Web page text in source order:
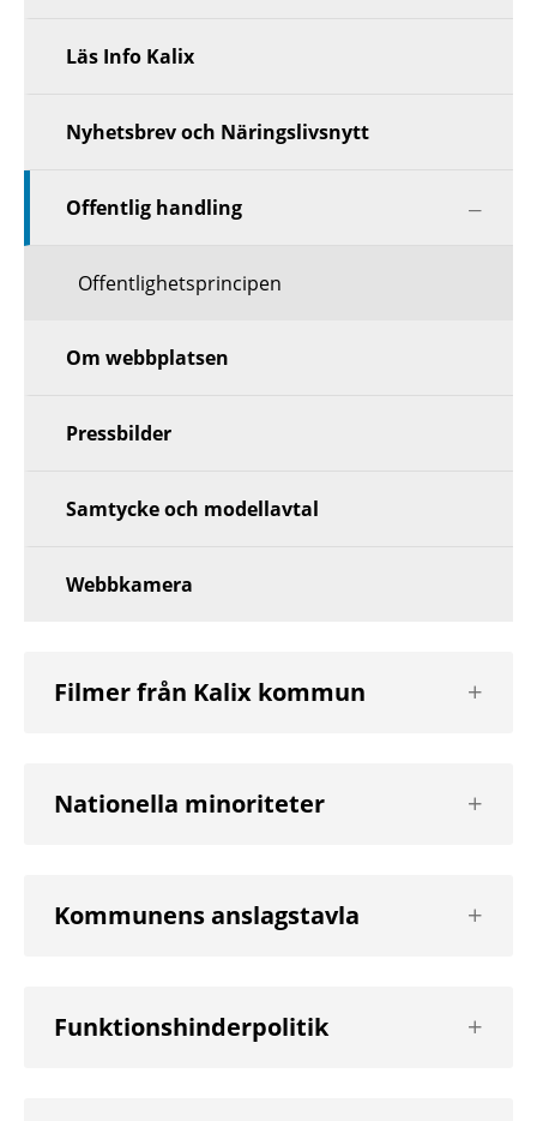
Läs Info Kalix
Nyhetsbrev och Näringslivsnytt
Offentlig handling
Offentlighetsprincipen
Om webbplatsen
Pressbilder
Samtycke och modellavtal
Webbkamera
Filmer från Kalix kommun
nästa
Nationella minoriteter
nästa
Kommunens anslagstavla
nästa
Funktionshinderpolitik
nästa